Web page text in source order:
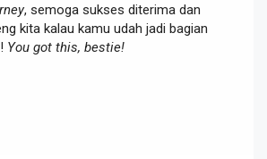
, semoga sukses diterima dan
kita kalau kamu udah jadi bagian
You got this, bestie!